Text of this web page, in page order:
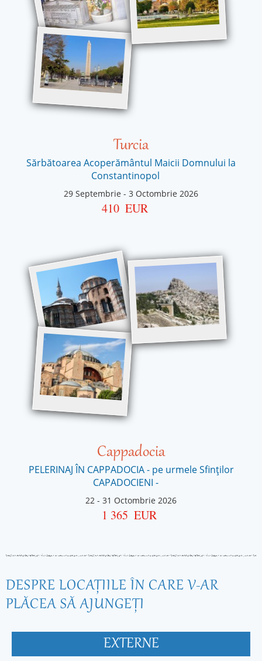
Turcia
Sărbătoarea Acoperământul Maicii Domnului la
Constantinopol
29 Septembrie - 3 Octombrie 2026
410 EUR
Cappadocia
PELERINAJ ÎN CAPPADOCIA - pe urmele Sfinților
CAPADOCIENI -
22 - 31 Octombrie 2026
1 365 EUR
DESPRE LOCAŢIILE ÎN CARE V-AR
PLĂCEA SĂ AJUNGEŢI
EXTERNE